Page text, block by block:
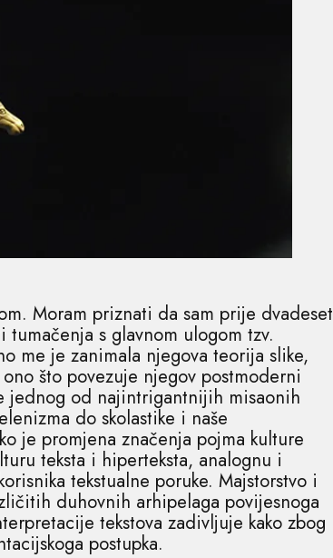
Moram priznati da sam prije dvadeset
s glavnom ulogom tzv.
me je zanimala njegova teorija slike,
što povezuje njegov postmoderni
jednog od najintrigantnijih misaonih
do skolastike i naše
je promjena značenja pojma kulture
teksta i hiperteksta, analognu i
tekstualne poruke. Majstorstvo i
duhovnih arhipelaga povijesnoga
tekstova zadivljuje kako zbog
postupka.